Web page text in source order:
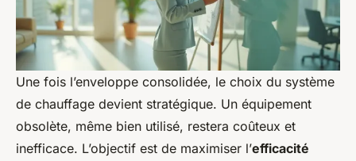
Une fois l’enveloppe consolidée, le choix du système
de chauffage devient stratégique. Un équipement
obsolète, même bien utilisé, restera coûteux et
inefficace. L’objectif est de maximiser l’efficacité